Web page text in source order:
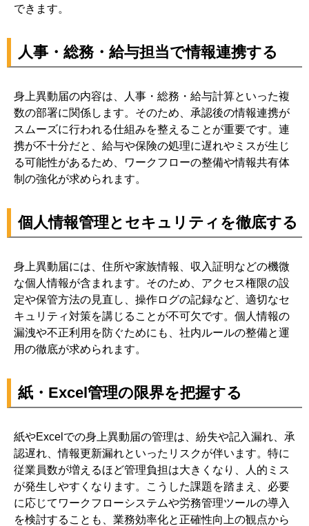
できます。
人事・総務・給与担当で情報連携する
身上異動届の内容は、人事・総務・給与計算といった複
数の部署に関係します。そのため、承認後の情報連携が
スムーズに行われる仕組みを整えることが重要です。連
携が不十分だと、給与や保険の処理に遅れやミスが生じ
る可能性があるため、ワークフローの整備や情報共有体
制の強化が求められます。
個人情報管理とセキュリティを徹底する
身上異動届には、住所や家族情報、収入証明などの機微
な個人情報が含まれます。そのため、アクセス権限の設
定や保管方法の見直し、操作ログの記録など、適切なセ
キュリティ対策を講じることが不可欠です。個人情報の
漏洩や不正利用を防ぐためにも、社内ルールの整備と運
用の徹底が求められます。
紙・Excel管理の限界を把握する
紙やExcelでの身上異動届の管理は、紛失や記入漏れ、承
認遅れ、情報更新漏れといったリスクが伴います。特に
従業員数が増えるほど管理負担は大きくなり、人的ミス
が発生しやすくなります。こうした課題を踏まえ、必要
に応じてワークフローシステムや労務管理ツールの導入
を検討することも、業務効率化と正確性向上の観点から